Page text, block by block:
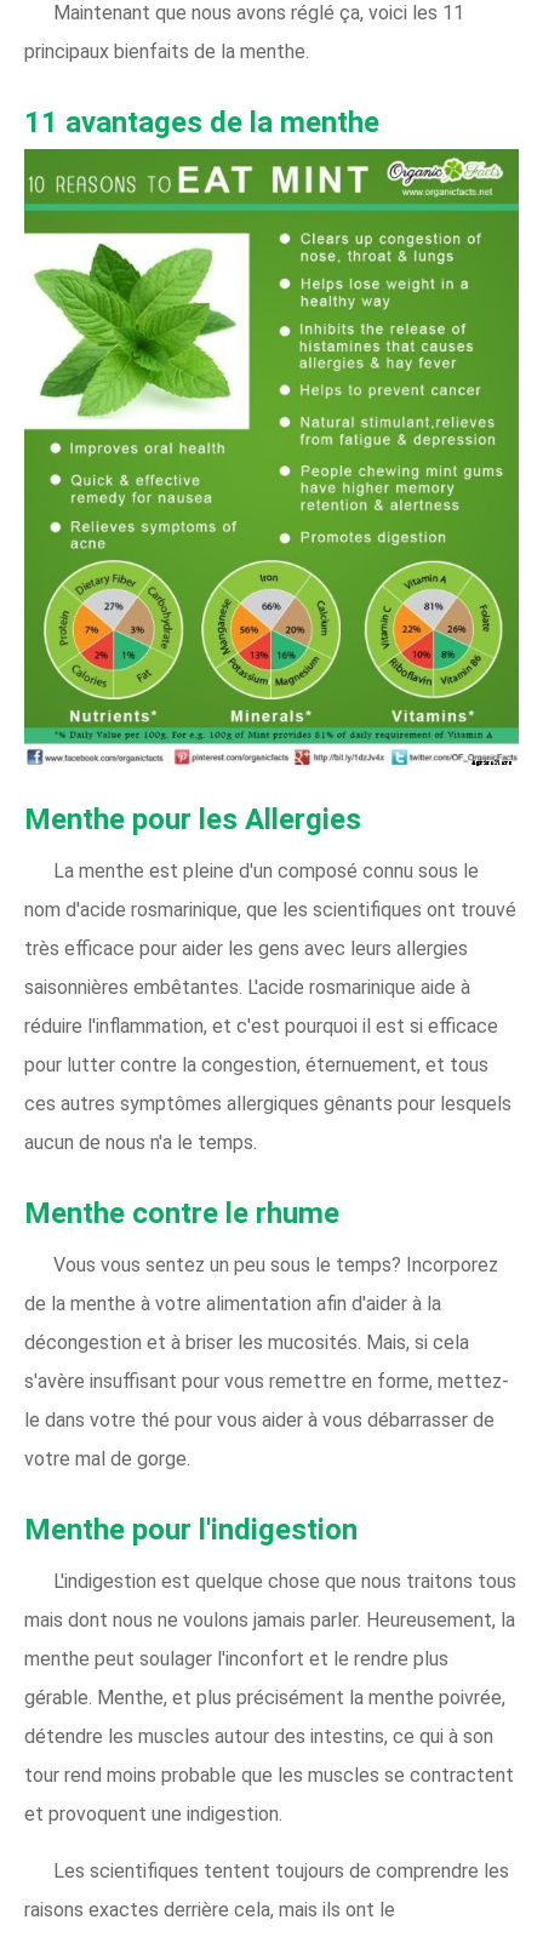
Maintenant que nous avons réglé ça, voici les 11
principaux bienfaits de la menthe.
11 avantages de la menthe
Menthe pour les Allergies
La menthe est pleine d'un composé connu sous le
nom d'acide rosmarinique, que les scientifiques ont trouvé
très efficace pour aider les gens avec leurs allergies
saisonnières embêtantes. L'acide rosmarinique aide à
réduire l'inflammation, et c'est pourquoi il est si efficace
pour lutter contre la congestion, éternuement, et tous
ces autres symptômes allergiques gênants pour lesquels
aucun de nous n'a le temps.
Menthe contre le rhume
Vous vous sentez un peu sous le temps? Incorporez
de la menthe à votre alimentation afin d'aider à la
décongestion et à briser les mucosités. Mais, si cela
s'avère insuffisant pour vous remettre en forme, mettez-
le dans votre thé pour vous aider à vous débarrasser de
votre mal de gorge.
Menthe pour l'indigestion
L'indigestion est quelque chose que nous traitons tous
mais dont nous ne voulons jamais parler. Heureusement, la
menthe peut soulager l'inconfort et le rendre plus
gérable. Menthe, et plus précisément la menthe poivrée,
détendre les muscles autour des intestins, ce qui à son
tour rend moins probable que les muscles se contractent
et provoquent une indigestion.
Les scientifiques tentent toujours de comprendre les
raisons exactes derrière cela, mais ils ont le